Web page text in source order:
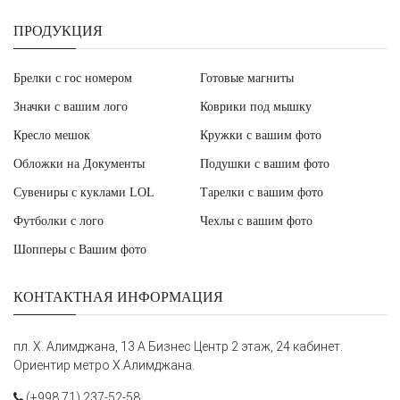
ПРОДУКЦИЯ
Брелки с гос номером Готовые магниты
Значки с вашим лого Коврики под мышку
Кресло мешок Кружки с вашим фото
Обложки на Документы Подушки с вашим фото
Сувениры с куклами LOL Тарелки с вашим фото
Футболки с лого Чехлы с вашим фото
Шопперы с Вашим фото
КОНТАКТНАЯ ИНФОРМАЦИЯ
пл. Х. Алимджана, 13 А Бизнес Центр 2 этаж, 24 кабинет.
Ориентир метро Х.Алимджана.